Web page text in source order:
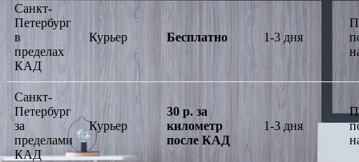
Санкт-
Петербург
в
пределах
КАД
Курьер Бесплатно 1-3 дня
Санкт-
Петербург
за
пределами
КАД
Курьер
30 р. за
километр
после КАД
1-3 дня